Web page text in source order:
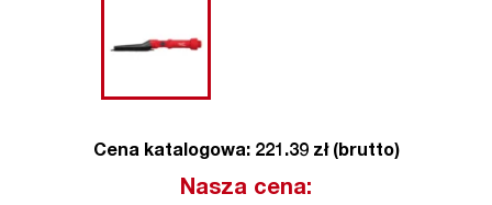
Cena katalogowa: 221.39 zł (brutto)
Nasza cena: